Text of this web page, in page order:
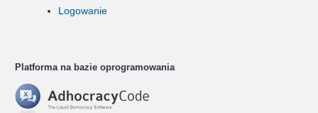
Logowanie
Platforma na bazie oprogramowania